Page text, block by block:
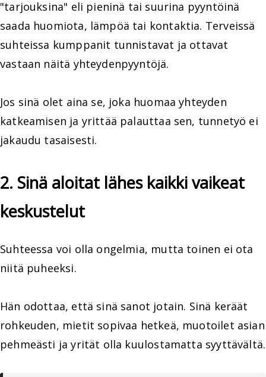
"tarjouksina" eli pieninä tai suurina pyyntöinä
saada huomiota, lämpöä tai kontaktia. Terveissä
suhteissa kumppanit tunnistavat ja ottavat
vastaan näitä yhteydenpyyntöjä.
Jos sinä olet aina se, joka huomaa yhteyden
katkeamisen ja yrittää palauttaa sen, tunnetyö ei
jakaudu tasaisesti.
2. Sinä aloitat lähes kaikki vaikeat
keskustelut
Suhteessa voi olla ongelmia, mutta toinen ei ota
niitä puheeksi.
Hän odottaa, että sinä sanot jotain. Sinä keräät
rohkeuden, mietit sopivaa hetkeä, muotoilet asian
pehmeästi ja yrität olla kuulostamatta syyttävältä.